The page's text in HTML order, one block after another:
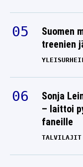
Suomen
treenien
Sonja
– laittoi
faneille
TALVILAJIT